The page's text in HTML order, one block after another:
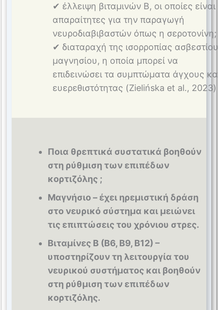
✔ έλλειψη βιταμινών Β, οι οποίες είναι
απαραίτητες για την παραγωγή
νευροδιαβιβαστών όπως η σεροτονίνη;
✔ διαταραχή της ισορροπίας
μαγνησίου, η οποία μπορεί να
επιδεινώσει τα συμπτώματα άγχους
ευερεθιστότητας (Zielińska et al., 2023)
Ποια θρεπτικά συστατικά βοηθούν
στη ρύθμιση των επιπέδων
κορτιζόλης ;
Μαγνήσιο – έχει ηρεμιστική δράση
στο νευρικό σύστημα και μειώνει
τις επιπτώσεις του χρόνιου στρες.
Βιταμίνες Β (Β6, Β9, Β12) –
υποστηρίζουν τη λειτουργία του
νευρικού συστήματος και βοηθούν
στη ρύθμιση των επιπέδων
κορτιζόλης.